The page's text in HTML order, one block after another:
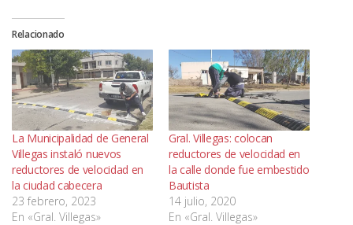
Relacionado
La Municipalidad de General
Villegas instaló nuevos
reductores de velocidad en
la ciudad cabecera
23 febrero, 2023
En «Gral. Villegas»
Gral. Villegas: colocan
reductores de velocidad en
la calle donde fue embestido
Bautista
14 julio, 2020
En «Gral. Villegas»